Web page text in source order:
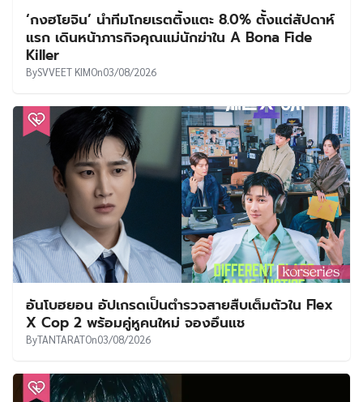
‘กงฮโยจิน’ นำทีมโกยเรตติ้งแตะ 8.0% ตั้งแต่สัปดาห์
แรก เดินหน้าภารกิจคุณแม่นักฆ่าใน A Bona Fide
Killer
BySVVEET KIMOn03/08/2026
อันโบฮยอน อัปเกรดเป็นตำรวจสายสืบเต็มตัวใน Flex
X Cop 2 พร้อมคู่หูคนใหม่ จองอึนแช
ByTANTARATOn03/08/2026